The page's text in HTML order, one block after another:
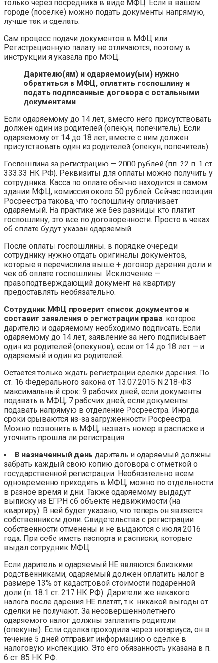
только через посредника в виде МФЦ. Если в вашем
городе (поселке) можно подать документы напрямую,
лучше так и сделать.
Сам процесс подачи документов в МФЦ или
Регистрационную палату не отличаются, поэтому в
инструкции я указала про МФЦ.
Дарителю(ям) и одаряемому(ым) нужно
обратиться в МФЦ, оплатить госпошлину и
подать подписанные договора с остальными
документами.
Если одаряемому до 14 лет, вместо него присутствовать
должен один из родителей (опекун, попечитель). Если
одаряемому от 14 до 18 лет, вместе с ним должен
присутствовать один из родителей (опекун, попечитель).
Госпошлина за регистрацию — 2000 рублей (пп. 22 п. 1 ст.
333.33 НК РФ). Реквизиты для оплаты можно получить у
сотрудника. Касса по оплате обычно находится в самом
здании МФЦ, комиссия около 50 рублей. Сейчас позиция
Росреестра такова, что госпошлину оплачивает
одаряемый. На практике же без разницы кто платит
госпошлину, это все по договоренности. Просто в чеках
об оплате будут указан одаряемый.
После оплаты госпошлины, в порядке очереди
сотруднику нужно отдать оригиналы документов,
которые я перечислила выше + договор дарения доли и
чек об оплате госпошлины. Исключение —
правоподтверждающий документ на квартиру
предоставлять необязательно.
Сотрудник МФЦ проверит список документов и
составит заявления о регистрации права, которое
дарителю и одаряемому необходимо подписать. Если
одаряемому до 14 лет, заявление за него подписывает
один из родителей (опекунов), если от 14 до 18 лет — и
одаряемый и один из родителей.
Остается только ждать регистрации сделки дарения. По
ст. 16 Федерального закона от 13.07.2015 N 218-ФЗ
максимальный срок: 9 рабочих дней, если документы
подавать в МФЦ; 7 рабочих дней, если документы
подавать напрямую в отделение Росреестра. Иногда
сроки срываются из-за загруженности Росреестра.
Можно позвонить в МФЦ, назвать номер в расписке и
уточнить прошла ли регистрация.
В назначенный день даритель и одаряемый должны
забрать каждый свою копию договора с отметкой о
государственной регистрации. Необязательно всем
одновременно приходить в МФЦ, можно по отдельности
в разное время и дни. Также одаряемому выдадут
выписку из ЕГРН об объекте недвижимости (на
квартиру). В ней будет указано, что теперь он является
собственником доли. Свидетельства о регистрации
собственности отменены и не выдаются с июля 2016
года. При себе иметь паспорта и расписки, которые
выдал сотрудник МФЦ.
Если даритель и одаряемый НЕ являются близкими
родственниками, одаряемый должен оплатить налог в
размере 13% от кадастровой стоимости подаренной
доли (п. 18.1 ст. 217 НК РФ). Дарители же никакого
налога после дарения НЕ платят, т.к. никакой выгоды от
сделки не получают. За несовершеннолетнего
одаряемого налог должны заплатить родители
(опекуны). Если сделка проходила через нотариуса, он в
течение 5 дней отправит информацию о сделке в
налоговую инспекцию. Это его обязанность указана в п.
6 ст. 85 НК РФ.